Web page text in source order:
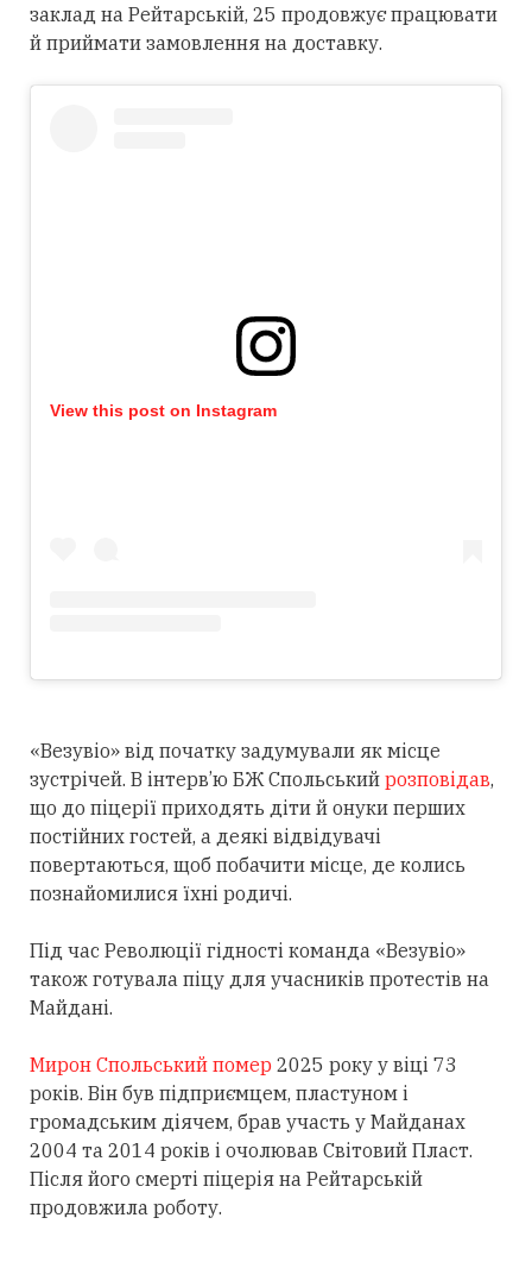
заклад на Рейтарській, 25 продовжує працювати
й приймати замовлення на доставку.
View this post on Instagram
«Везувіо» від початку задумували як місце
зустрічей. В інтерв’ю БЖ Спольський розповідав,
що до піцерії приходять діти й онуки перших
постійних гостей, а деякі відвідувачі
повертаються, щоб побачити місце, де колись
познайомилися їхні родичі.
Під час Революції гідності команда «Везувіо»
також готувала піцу для учасників протестів на
Майдані.
Мирон Спольський помер 2025 року у віці 73
років. Він був підприємцем, пластуном і
громадським діячем, брав участь у Майданах
2004 та 2014 років і очолював Світовий Пласт.
Після його смерті піцерія на Рейтарській
продовжила роботу.